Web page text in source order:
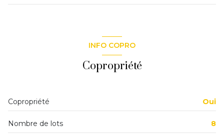
chambre 2
séjour
18 m²
INFO COPRO
Copropriété
Copropriété Oui
Nombre de lots 8